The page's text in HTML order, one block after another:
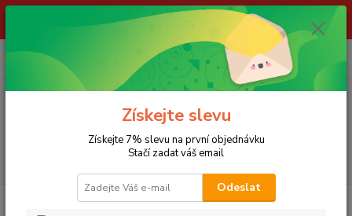
ŽIVÉ NÁSTRAHY !!! NEPOSÍLÁME !!! - ODBĚR POUZE NA NAŠÍ
za
NAVIJÁKY Okuma naviják Big Bomber Spod 8000
Získejte slevu
Získejte 7% slevu na první objednávku
Stačí zadat váš email
Odeslat